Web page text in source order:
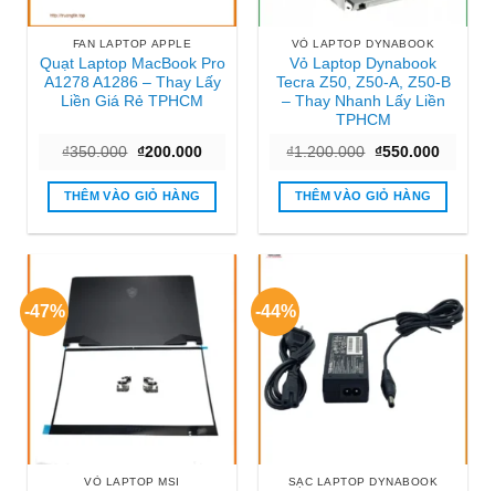
FAN LAPTOP APPLE
Quạt Laptop MacBook Pro
A1278 A1286 – Thay Lấy
Liền Giá Rẻ TPHCM
₫350.000 Giá
là:
₫350.000.
₫200.000Giá
tại
₫200.000.
THÊM VÀO GIỎ HÀNG
VỎ LAPTOP DYNABOOK
Vỏ Laptop Dynabook
Tecra Z50, Z50-A, Z50-B
– Thay Nhanh Lấy Liền
TPHCM
₫1.200.000 Giá
là:
₫1.200.000.
₫550.000Giá
tại
THÊM VÀO GIỎ HÀNG
-47%
VỎ LAPTOP MSI
-44%
SẠC LAPTOP DYNABOOK